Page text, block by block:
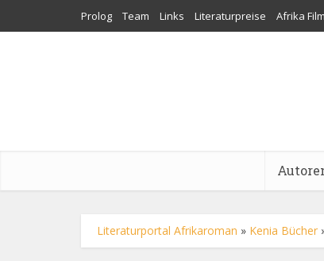
Prolog Team Links Literaturpreise Afrika
Literaturportal Afrikaroman » Kenia Bücher